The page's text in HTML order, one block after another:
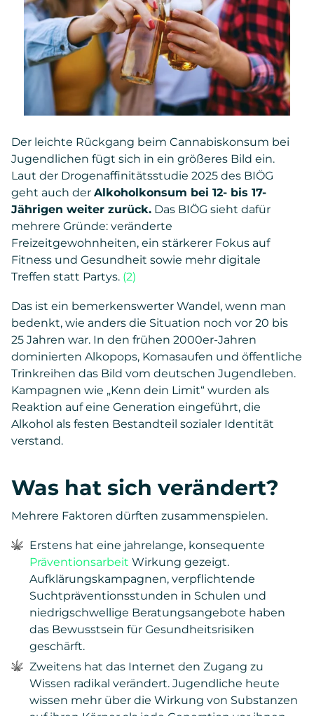
Der leichte Rückgang beim Cannabiskonsum bei
Jugendlichen fügt sich in ein größeres Bild ein.
Laut der Drogenaffinitätsstudie 2025 des BIÖG
geht auch der Alkoholkonsum bei 12- bis 17-
Jährigen weiter zurück. Das BIÖG sieht dafür
mehrere Gründe: veränderte
Freizeitgewohnheiten, ein stärkerer Fokus auf
Fitness und Gesundheit sowie mehr digitale
Treffen statt Partys. (2)
Das ist ein bemerkenswerter Wandel, wenn man
bedenkt, wie anders die Situation noch vor 20 bis
25 Jahren war. In den frühen 2000er-Jahren
dominierten Alkopops, Komasaufen und öffentliche
Trinkreihen das Bild vom deutschen Jugendleben.
Kampagnen wie „Kenn dein Limit“ wurden als
Reaktion auf eine Generation eingeführt, die
Alkohol als festen Bestandteil sozialer Identität
verstand.
Was hat sich verändert?
Mehrere Faktoren dürften zusammenspielen.
Erstens hat eine jahrelange, konsequente
Präventionsarbeit Wirkung gezeigt.
Aufklärungskampagnen, verpflichtende
Suchtpräventionsstunden in Schulen und
niedrigschwellige Beratungsangebote haben
das Bewusstsein für Gesundheitsrisiken
geschärft.
Zweitens hat das Internet den Zugang zu
Wissen radikal verändert. Jugendliche heute
wissen mehr über die Wirkung von Substanzen